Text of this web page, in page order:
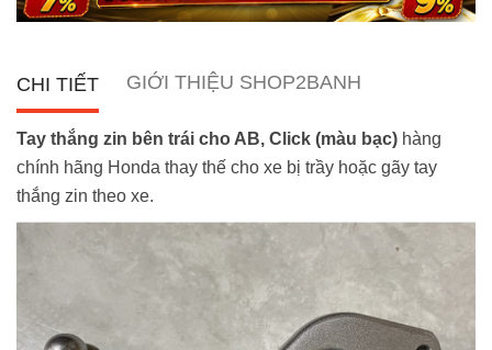
CHI TIẾT GIỚI THIỆU SHOP2BANH
Tay thắng zin bên trái cho AB, Click (màu bạc) hàng
chính hãng Honda thay thế cho xe bị trầy hoặc gãy tay
thắng zin theo xe.